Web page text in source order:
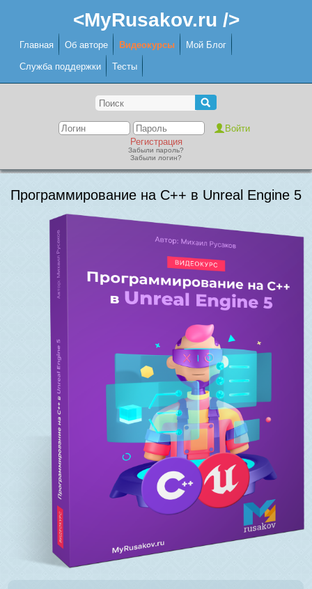
<MyRusakov.ru />
Главная Об авторе Видеокурсы Мой Блог
Служба поддержки Тесты
Регистрация
Забыли пароль?
Забыли логин?
Программирование на C++ в Unreal Engine 5